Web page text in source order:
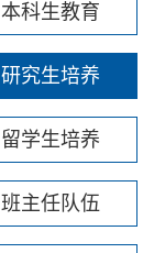
本科生教育
研究生培养
留学生培养
班主任队伍